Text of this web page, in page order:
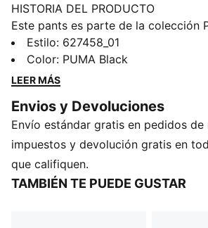
HISTORIA DEL PRODUCTO
Este pants es parte de la colección
combina ropa deportiva con el
BMW M Motorsport. Expresa tu
automovilismo de alta competición
BMW M Hybrid V8.
DETALLES
Corte regular
Tejido spacer de 310g
Ribetes decorativos contrastantes
Estilo: 627458_01
Color: PUMA Black
LEER MÁS
Envios y Devoluciones
Envío estándar gratis en pedidos
impuestos y devolución gratis en
que califiquen.
TAMBIÉN TE PUEDE GUSTAR